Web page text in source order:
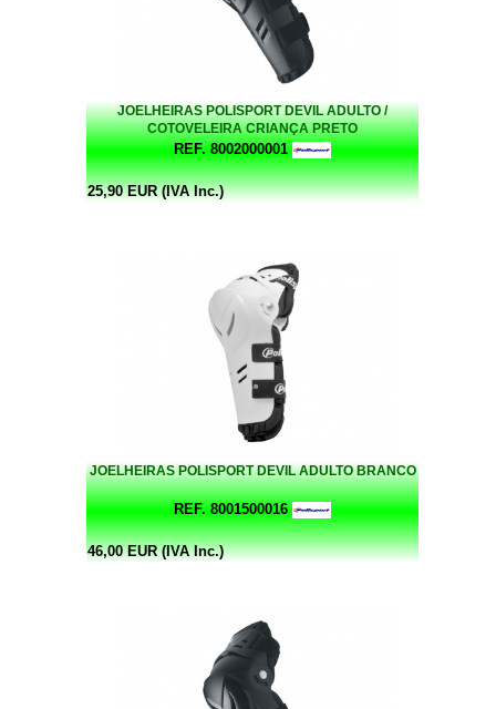
JOELHEIRAS POLISPORT DEVIL ADULTO /
COTOVELEIRA CRIANÇA PRETO
REF. 8002000001
25,90 EUR (IVA Inc.)
JOELHEIRAS POLISPORT DEVIL ADULTO BRANCO
REF. 8001500016
46,00 EUR (IVA Inc.)